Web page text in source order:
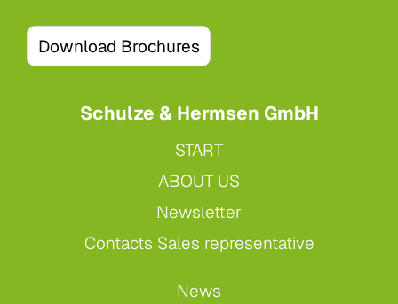
Download Brochures
Schulze & Hermsen GmbH
START
ABOUT US
Newsletter
Contacts Sales representative
News